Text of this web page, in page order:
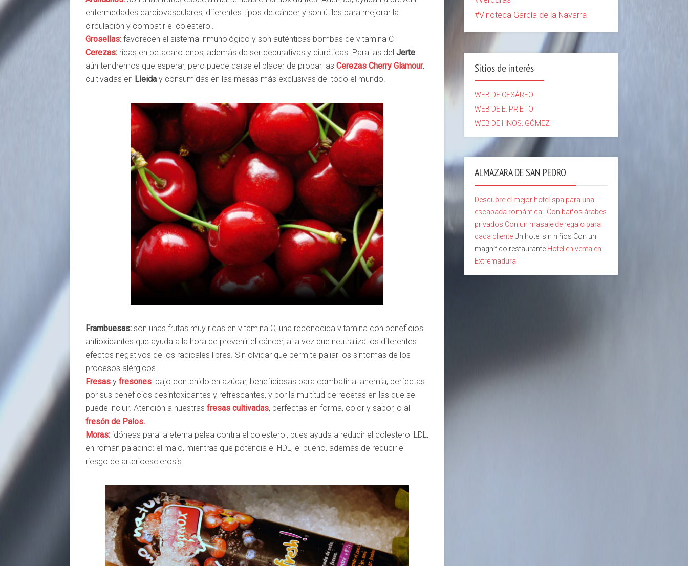
enfermedades cardiovasculares, diferentes tipos de cáncer y son útiles para mejorar la
circulación y combatir el colesterol.
Grosellas: favorecen el sistema inmunológico y son auténticas bombas de vitamina C
Cerezas: ricas en betacarotenos, además de ser depurativas y diuréticas. Para las del Jerte
aún tendremos que esperar, pero puede darse el placer de probar las Cerezas Cherry Glamour,
cultivadas en Lleida y consumidas en las mesas más exclusivas del todo el mundo.
Frambuesas: son unas frutas muy ricas en vitamina C, una reconocida vitamina con beneficios
antioxidantes que ayuda a la hora de prevenir el cáncer, a la vez que neutraliza los diferentes
efectos negativos de los radicales libres. Sin olvidar que permite paliar los síntomas de los
procesos alérgicos.
Fresas y fresones: bajo contenido en azúcar, beneficiosas para combatir al anemia, perfectas
por sus beneficios desintoxicantes y refrescantes, y por la multitud de recetas en las que se
puede incluir. Atención a nuestras fresas cultivadas, perfectas en forma, color y sabor, o al
fresón de Palos.
Moras: idóneas para la eterna pelea contra el colesterol, pues ayuda a reducir el colesterol LDL,
en román paladino: el malo, mientras que potencia el HDL, el bueno, además de reducir el
riesgo de arterioesclerosis.
Vinoteca García de la Navarra
Sitios de interés
WEB DE CESÁREO
WEB DE E. PRIETO
WEB DE HNOS. GÓMEZ
ALMAZARA DE SAN PEDRO
Descubre el mejor hotel-spa para una
escapada romántica: Con baños árabes
privados Con un masaje de regalo para
cada cliente Un hotel sin niños Con un
magnífico restaurante Hotel en venta en
Extremadura"